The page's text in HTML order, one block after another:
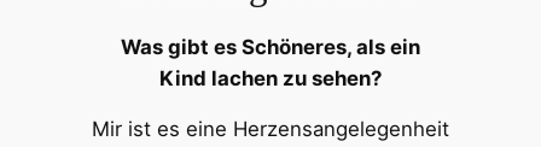
Was gibt es Schöneres, als ein
Kind lachen zu sehen?
Mir ist es eine Herzensangelegenheit